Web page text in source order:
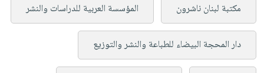
مكتبة لبنان ناشرون المؤسسة العربية للدراسات والنشر
دار المحجة البيضاء للطباعة والنشر والتوزيع